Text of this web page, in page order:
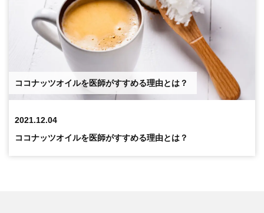
ココナッツオイルを医師がすすめる理由とは？
2021.12.04
ココナッツオイルを医師がすすめる理由とは？